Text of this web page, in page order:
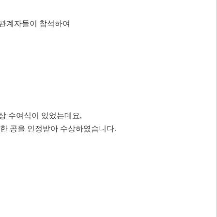
계자들이 참석하여
수여식이 있었는데요,
공을 인정받아 수상하였습니다.